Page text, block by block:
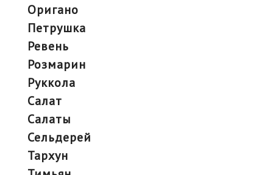
оригано
петрушка
ревень
розмарин
руккола
салат
салаты
сельдерей
тархун